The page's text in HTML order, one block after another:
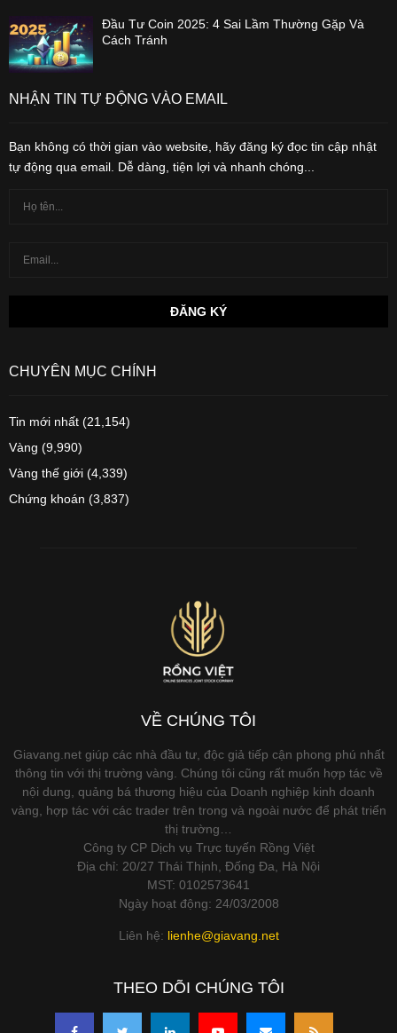
Đầu Tư Coin 2025: 4 Sai Lầm Thường Gặp Và
Cách Tránh
NHẬN TIN TỰ ĐỘNG VÀO EMAIL
Bạn không có thời gian vào website, hãy đăng ký đọc tin cập nhật
tự động qua email. Dễ dàng, tiện lợi và nhanh chóng...
CHUYÊN MỤC CHÍNH
Tin mới nhất (21,154)
Vàng (9,990)
Vàng thế giới (4,339)
Chứng khoán (3,837)
VỀ CHÚNG TÔI
Giavang.net giúp các nhà đầu tư, độc giả tiếp cận phong phú nhất
thông tin với thị trường vàng. Chúng tôi cũng rất muốn hợp tác về
nội dung, quảng bá thương hiệu của Doanh nghiệp kinh doanh
vàng, hợp tác với các trader trên trong và ngoài nước để phát triển
thị trường…
Công ty CP Dịch vụ Trực tuyến Rồng Việt
Địa chỉ: 20/27 Thái Thịnh, Đống Đa, Hà Nội
MST: 0102573641
Ngày hoạt động: 24/03/2008
Liên hệ: lienhe@giavang.net
THEO DÕI CHÚNG TÔI